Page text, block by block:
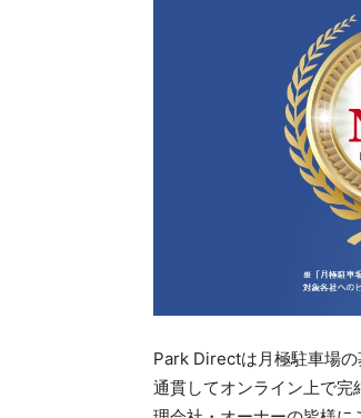
Park Directは月極駐車場
通貫してオンライン上で